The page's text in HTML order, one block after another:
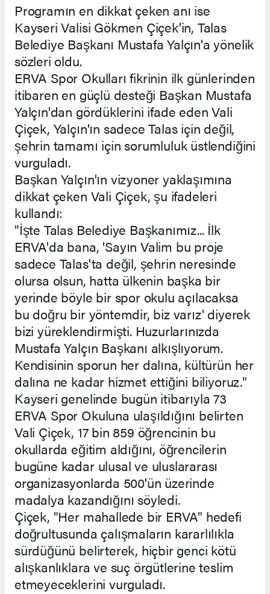
Programın en dikkat çeken anı ise
Kayseri Valisi Gökmen Çiçek'in, Talas
Belediye Başkanı Mustafa Yalçın'a yönelik
sözleri oldu.
ERVA Spor Okulları fikrinin ilk günlerinden
itibaren en güçlü desteği Başkan Mustafa
Yalçın'dan gördüklerini ifade eden Vali
Çiçek, Yalçın'ın sadece Talas için değil,
şehrin tamamı için sorumluluk üstlendiğini
vurguladı.
Başkan Yalçın'ın vizyoner yaklaşımına
dikkat çeken Vali Çiçek, şu ifadeleri
kullandı:
"İşte Talas Belediye Başkanımız... İlk
ERVA'da bana, 'Sayın Valim bu proje
sadece Talas'ta değil, şehrin neresinde
olursa olsun, hatta ülkenin başka bir
yerinde böyle bir spor okulu açılacaksa
bu doğru bir yöntemdir, biz varız' diyerek
bizi yüreklendirmişti. Huzurlarınızda
Mustafa Yalçın Başkanı alkışlıyorum.
Kendisinin sporun her dalına, kültürün her
dalına ne kadar hizmet ettiğini biliyoruz."
Kayseri genelinde bugün itibarıyla 73
ERVA Spor Okuluna ulaşıldığını belirten
Vali Çiçek, 17 bin 859 öğrencinin bu
okullarda eğitim aldığını, öğrencilerin
bugüne kadar ulusal ve uluslararası
organizasyonlarda 500'ün üzerinde
madalya kazandığını söyledi.
Çiçek, "Her mahallede bir ERVA" hedefi
doğrultusunda çalışmaların kararlılıkla
sürdüğünü belirterek, hiçbir genci kötü
alışkanlıklara ve suç örgütlerine teslim
etmeyeceklerini vurguladı.